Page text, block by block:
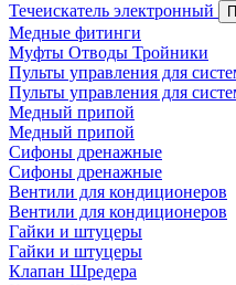
Течеискатель электронный
Медные фитинги
Муфты Отводы Тройники
Пульты управления для
Пульты управления для
Медный припой
Медный припой
Сифоны дренажные
Сифоны дренажные
Вентили для кондиционеров
Вентили для кондиционеров
Гайки и штуцеры
Гайки и штуцеры
Клапан Шредера